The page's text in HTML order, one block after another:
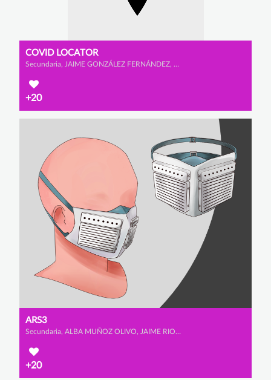
COVID LOCATOR
Secundaria, JAIME GONZÁLEZ FERNÁNDEZ, YAGO GONZÁLEZ GONZÁLEZ y ALEJANDRO BARÓN YE
+20
ARS3
Secundaria, ALBA MUÑOZ OLIVO, JAIME RIOS URBANO y IRENE SAINZ ALCALA
+20